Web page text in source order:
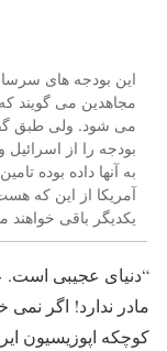
این بودجه های
مجاهدین می گویند که
می شود. ولی طبق
بودجه را از
به آنها داده بوده
آمریکا از این که
یکدیگر باقی خواهند
“دنیای عجیبی است.
مادر ندارد! اگر
کوچکه اپوزیسیون